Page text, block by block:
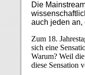
Die
auch jeden an,
Zum 18.
sich eine
Warum? Weil
diese Sensation